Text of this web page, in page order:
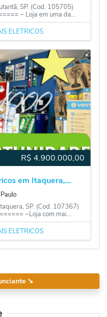
SP. (Cod. 105705)
~ Loja em uma da...
ELÉTRICOS
R$ 4.900.000,00
em Itaquera,...
SP. (Cod. 107367)
~Loja com mai...
ELÉTRICOS
➘